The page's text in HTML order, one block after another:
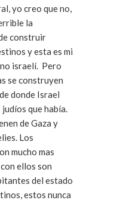
yo creo que no,
la
construir
y esta es mi
israelí. Pero
se construyen
donde Israel
que había.
de Gaza y
Los
mucho mas
ellos son
del estado
estos nunca